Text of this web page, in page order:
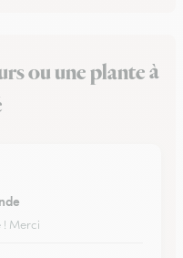
ou une plante à
! Merci